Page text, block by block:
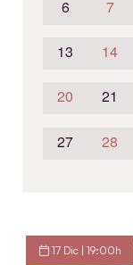
6 7
13 14
20 21
27 28
17 Dic | 19:00h